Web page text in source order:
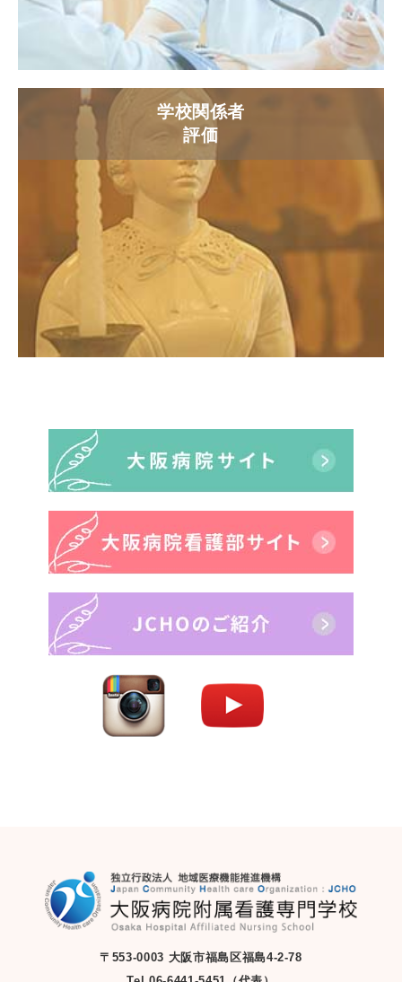
学校関係者
評価
〒553-0003 大阪市福島区福島4-2-78